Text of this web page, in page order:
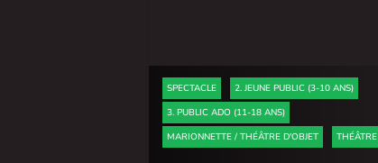
SPECTACLE
2. JEUNE PUBLIC (3-10 ANS)
3. PUBLIC ADO (11-18 ANS)
MARIONNETTE / THÉÂTRE D'OBJET
THÉÂTRE